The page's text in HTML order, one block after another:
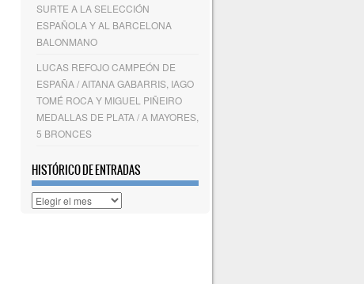
SURTE A LA SELECCIÓN
ESPAÑOLA Y AL BARCELONA
BALONMANO
LUCAS REFOJO CAMPEÓN DE
ESPAÑA / AITANA GABARRIS, IAGO
TOMÉ ROCA Y MIGUEL PIÑEIRO
MEDALLAS DE PLATA / A MAYORES,
5 BRONCES
HISTÓRICO DE ENTRADAS
Histórico